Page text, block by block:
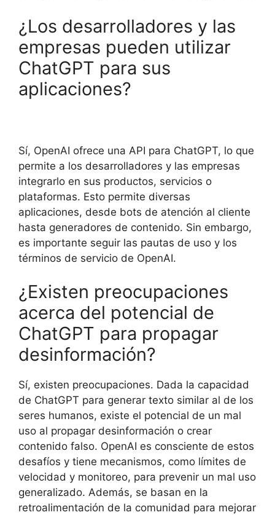
¿Los desarrolladores y las
empresas pueden utilizar
ChatGPT para sus
aplicaciones?
Sí, OpenAI ofrece una API para ChatGPT, lo que
permite a los desarrolladores y las empresas
integrarlo en sus productos, servicios o
plataformas. Esto permite diversas
aplicaciones, desde bots de atención al cliente
hasta generadores de contenido. Sin embargo,
es importante seguir las pautas de uso y los
términos de servicio de OpenAI.
¿Existen preocupaciones
acerca del potencial de
ChatGPT para propagar
desinformación?
Sí, existen preocupaciones. Dada la capacidad
de ChatGPT para generar texto similar al de los
seres humanos, existe el potencial de un mal
uso al propagar desinformación o crear
contenido falso. OpenAI es consciente de estos
desafíos y tiene mecanismos, como límites de
velocidad y monitoreo, para prevenir un mal uso
generalizado. Además, se basan en la
retroalimentación de la comunidad para mejorar